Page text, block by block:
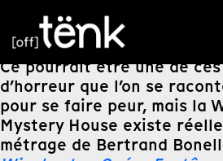
Ce pourrait être une de
d’horreur que l’on se
pour se faire peur, mais la
Mystery House existe
métrage de Bertrand